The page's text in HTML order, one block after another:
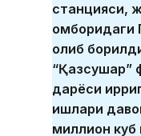
станцияси,
олиб
“Қазсушар”
дарёси
ишлари
миллион куб